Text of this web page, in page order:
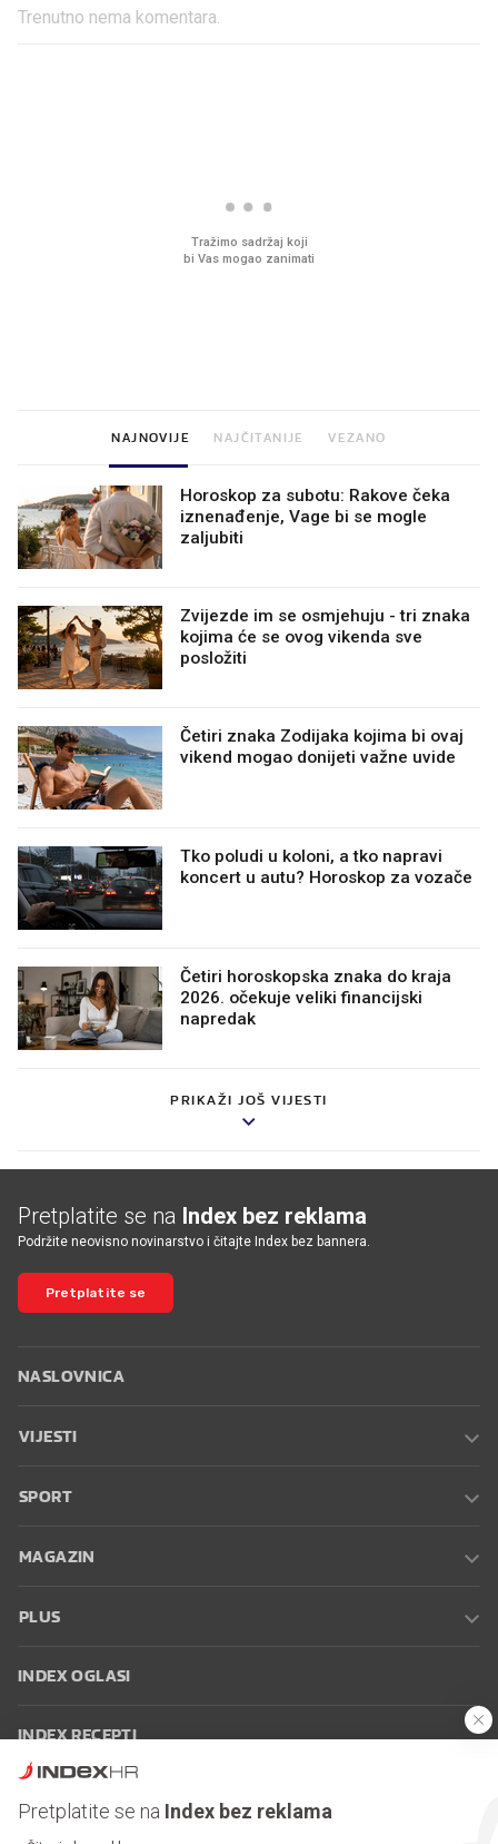
Trenutno nema komentara.
NAJNOVIJE NAJČITANIJE VEZANO
Horoskop za subotu: Rakove čeka
iznenađenje, Vage bi se mogle
zaljubiti
Zvijezde im se osmjehuju - tri znaka
kojima će se ovog vikenda sve
posložiti
Četiri znaka Zodijaka kojima bi ovaj
vikend mogao donijeti važne uvide
Tko poludi u koloni, a tko napravi
koncert u autu? Horoskop za vozače
Četiri horoskopska znaka do kraja
2026. očekuje veliki financijski
napredak
PRIKAŽI JOŠ VIJESTI
Pretplatite se na Index bez reklama
Podržite neovisno novinarstvo i čitajte Index bez bannera.
Pretplatite se
NASLOVNICA
VIJESTI
SPORT
MAGAZIN
PLUS
INDEX OGLASI
INDEX RECEPTI
Pretplatite se na Index bez reklama